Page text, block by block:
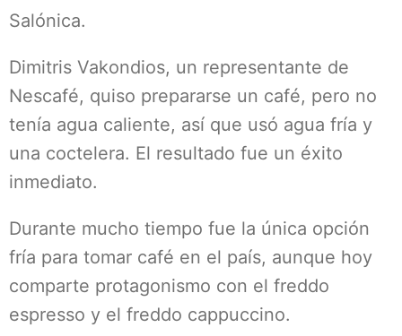
Salónica.
Dimitris Vakondios, un representante de
Nescafé, quiso prepararse un café, pero no
tenía agua caliente, así que usó agua fría y
una coctelera. El resultado fue un éxito
inmediato.
Durante mucho tiempo fue la única opción
fría para tomar café en el país, aunque hoy
comparte protagonismo con el freddo
espresso y el freddo cappuccino.